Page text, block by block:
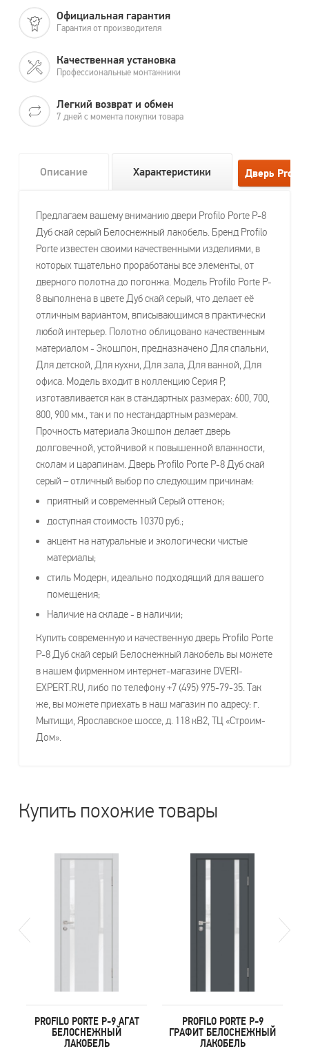
Официальная гарантия
Гарантия от производителя
Качественная установка
Профессиональные монтажники
Легкий возврат и обмен
7 дней с момента покупки товара
Описание Характеристики
Предлагаем вашему вниманию двери Profilo Porte P-8
Дуб скай серый Белоснежный лакобель. Бренд Profilo
Porte известен своими качественными изделиями, в
которых тщательно проработаны все элементы, от
дверного полотна до погонжа. Модель Profilo Porte P-
8 выполнена в цвете Дуб скай серый, что делает её
отличным вариантом, вписывающимся в практически
любой интерьер. Полотно облицовано качественным
материалом - Экошпон, предназначено Для спальни,
Для детской, Для кухни, Для зала, Для ванной, Для
офиса. Модель входит в коллекцию Серия P,
изготавливается как в стандартных размерах: 600, 700,
800, 900 мм., так и по нестандартным размерам.
Прочность материала Экошпон делает дверь
долговечной, устойчивой к повышенной влажности,
сколам и царапинам. Дверь Profilo Porte P-8 Дуб скай
серый – отличный выбор по следующим причинам:
приятный и современный Серый оттенок;
доступная стоимость 10370 руб.;
акцент на натуральные и экологически чистые
материалы;
стиль Модерн, идеально подходящий для вашего
помещения;
Наличие на складе - в наличии;
Купить современную и качественную дверь Profilo Porte
P-8 Дуб скай серый Белоснежный лакобель вы можете
в нашем фирменном интернет-магазине DVERI-
EXPERT.RU, либо по телефону +7 (495) 975-79-35. Так
же, вы можете приехать в наш магазин по адресу: г.
Мытищи, Ярославское шоссе, д. 118 кВ2, ТЦ «Строим-
Дом».
Купить похожие товары
PROFILO PORTE P-9 АГАТ
БЕЛОСНЕЖНЫЙ
ЛАКОБЕЛЬ
PROFILO PORTE P-9
ГРАФИТ БЕЛОСНЕЖНЫЙ
ЛАКОБЕЛЬ